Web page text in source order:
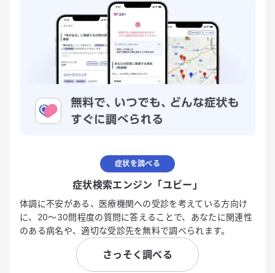
症状を調べる
症状検索エンジン「ユビー」
体調に不安がある、医療機関への受診を考えている方向け
に、20〜30問程度の質問に答えることで、あなたに関連性
のある病名や、適切な受診先を無料で調べられます。
さっそく調べる